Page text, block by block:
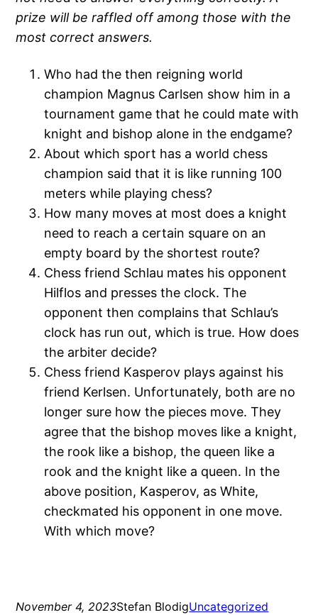
prize will be raffled off among those with the
most correct answers.
Who had the then reigning world
champion Magnus Carlsen show him in a
tournament game that he could mate with
knight and bishop alone in the endgame?
About which sport has a world chess
champion said that it is like running 100
meters while playing chess?
How many moves at most does a knight
need to reach a certain square on an
empty board by the shortest route?
Chess friend Schlau mates his opponent
Hilflos and presses the clock. The
opponent then complains that Schlau’s
clock has run out, which is true. How does
the arbiter decide?
Chess friend Kasperov plays against his
friend Kerlsen. Unfortunately, both are no
longer sure how the pieces move. They
agree that the bishop moves like a knight,
the rook like a bishop, the queen like a
rook and the knight like a queen. In the
above position, Kasperov, as White,
checkmated his opponent in one move.
With which move?
November 4, 2023Stefan BlodigUncategorized